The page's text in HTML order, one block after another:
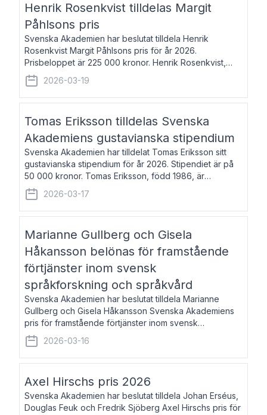
Henrik Rosenkvist tilldelas Margit
Påhlsons pris
Svenska Akademien har beslutat tilldela Henrik
Rosenkvist Margit Påhlsons pris för år 2026.
Prisbeloppet är 225 000 kronor. Henrik Rosenkvist,
född 1965, är professor i nordiska språk vid Göteborgs
universitet. Han disputerade 2004 på avhan
2026-03-19
Tomas Eriksson tilldelas Svenska
Akademiens gustavianska stipendium
Svenska Akademien har tilldelat Tomas Eriksson sitt
gustavianska stipendium för år 2026. Stipendiet är på
50 000 kronor. Tomas Eriksson, född 1986, är
projektledare inom marknadsföring och författare och
utkom i fjol med boken Syndabocken.
2026-03-17
Marianne Gullberg och Gisela
Håkansson belönas för framstående
förtjänster inom svensk
språkforskning och språkvård
Svenska Akademien har beslutat tilldela Marianne
Gullberg och Gisela Håkansson Svenska Akademiens
pris för framstående förtjänster inom svensk
språkforskning och språkvård till minne av Carl Gabriel
och Karin Forsberg för år 2026. Prissumma
2026-03-16
Axel Hirschs pris 2026
Svenska Akademien har beslutat tilldela Johan Erséus,
Douglas Feuk och Fredrik Sjöberg Axel Hirschs pris för